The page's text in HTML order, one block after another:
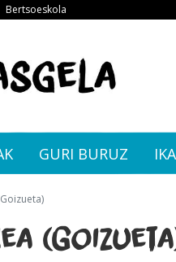
Bertsoeskola
GURI BURUZ